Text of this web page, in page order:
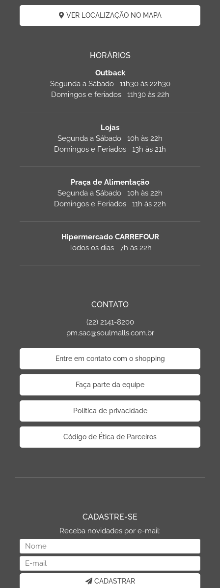
VER LOCALIZAÇÃO NO MAPA
HORÁRIOS
Outback
Segunda a Sábado 11h30 às 22h30
Domingos e feriados 11h30 às 22h
Lojas
Segunda a Sábado 10h às 22h
Domingos e Feriados 13h às 21h
Praça de Alimentação
Segunda a Sábado 10h às 22h
Domingos e Feriados 11h às 22h
Hipermercado CARREFOUR
Todos os dias 7h às 22h
CONTATO
(22) 2141-8200
pm.sac@soulmalls.com.br
Entre em contato com o shopping
Faça parte da equipe
Politica de privacidade
Código de Ética de Parceiros
CADASTRE-SE
Receba novidades por e-mail:
CADASTRAR